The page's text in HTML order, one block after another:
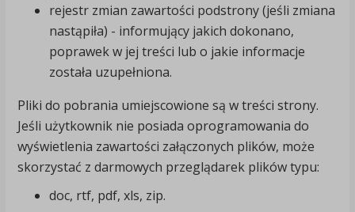
rejestr zmian zawartości podstrony (jeśli zmiana
nastąpiła) - informujący jakich dokonano,
poprawek w jej treści lub o jakie informacje
została uzupełniona.
Pliki do pobrania umiejscowione są w treści strony.
Jeśli użytkownik nie posiada oprogramowania do
wyświetlenia zawartości załączonych plików, może
skorzystać z darmowych przeglądarek plików typu:
doc, rtf, pdf, xls, zip.